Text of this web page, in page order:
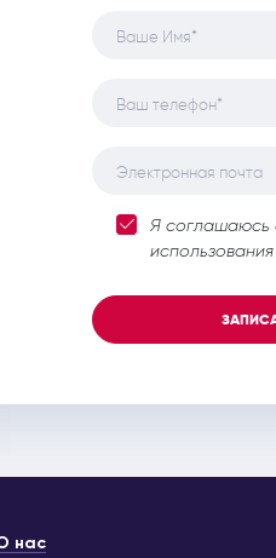
Ваше Имя*
Ваш телефон*
Электронная почта
Я соглашаюсь
нас